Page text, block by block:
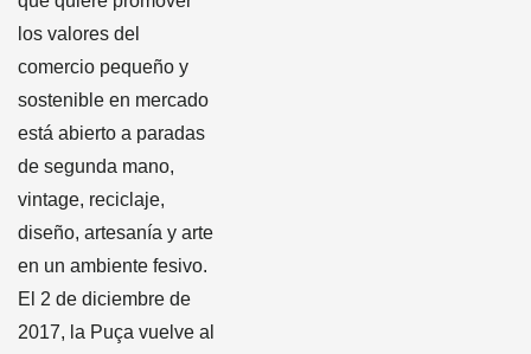
los valores del
comercio pequeño y
sostenible en mercado
está abierto a paradas
de segunda mano,
vintage, reciclaje,
diseño, artesanía y arte
en un ambiente fesivo.
El 2 de diciembre de
2017, la Puça vuelve al